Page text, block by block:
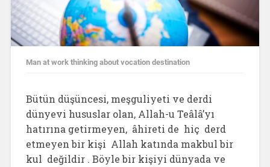
Man at work thinking about vocation destination
Bütün düşüncesi, meşguliyeti ve derdi
dünyevi hususlar olan, Allah-u Teâlâ’yı
hatırına getirmeyen, âhireti de hiç derd
etmeyen bir kişi Allah katında makbul bir
kul değildir . Böyle bir kişiyi dünyada ve